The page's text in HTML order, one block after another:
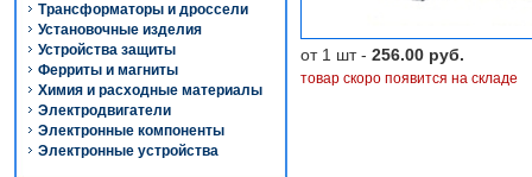
Трансформаторы и дроссели
Установочные изделия
Устройства защиты
Ферриты и магниты
Химия и расходные материалы
Электродвигатели
Электронные компоненты
Электронные устройства
от 1 шт - 256.00 руб.
товар скоро появится на складе